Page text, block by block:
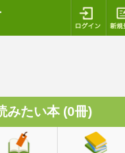
ロ
みたい本 (0冊)